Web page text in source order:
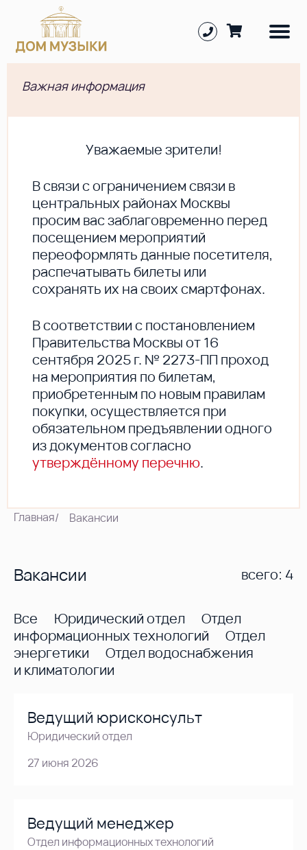
Важная информация
Уважаемые зрители!
В cвязи с ограничением связи в
центральных районах Москвы
просим вас заблаговременно перед
посещением мероприятий
переоформлять данные посетителя,
распечатывать билеты или
сохранять их на своих смартфонах.
В соответствии с постановлением
Правительства Москвы от 16
сентября 2025 г. № 2273-ПП проход
на мероприятия по билетам,
приобретенным по новым правилам
покупки, осуществляется при
обязательном предъявлении одного
из документов согласно
утверждённому перечню.
Главная/ Вакансии
Вакансии всего: 4
Все Юридический отдел
Отдел
информационных технологий
Отдел
энергетики
Отдел водоснабжения
и климатологии
Ведущий юрисконсульт
Юридический отдел
27 июня 2026
Ведущий менеджер
Отдел информационных технологий